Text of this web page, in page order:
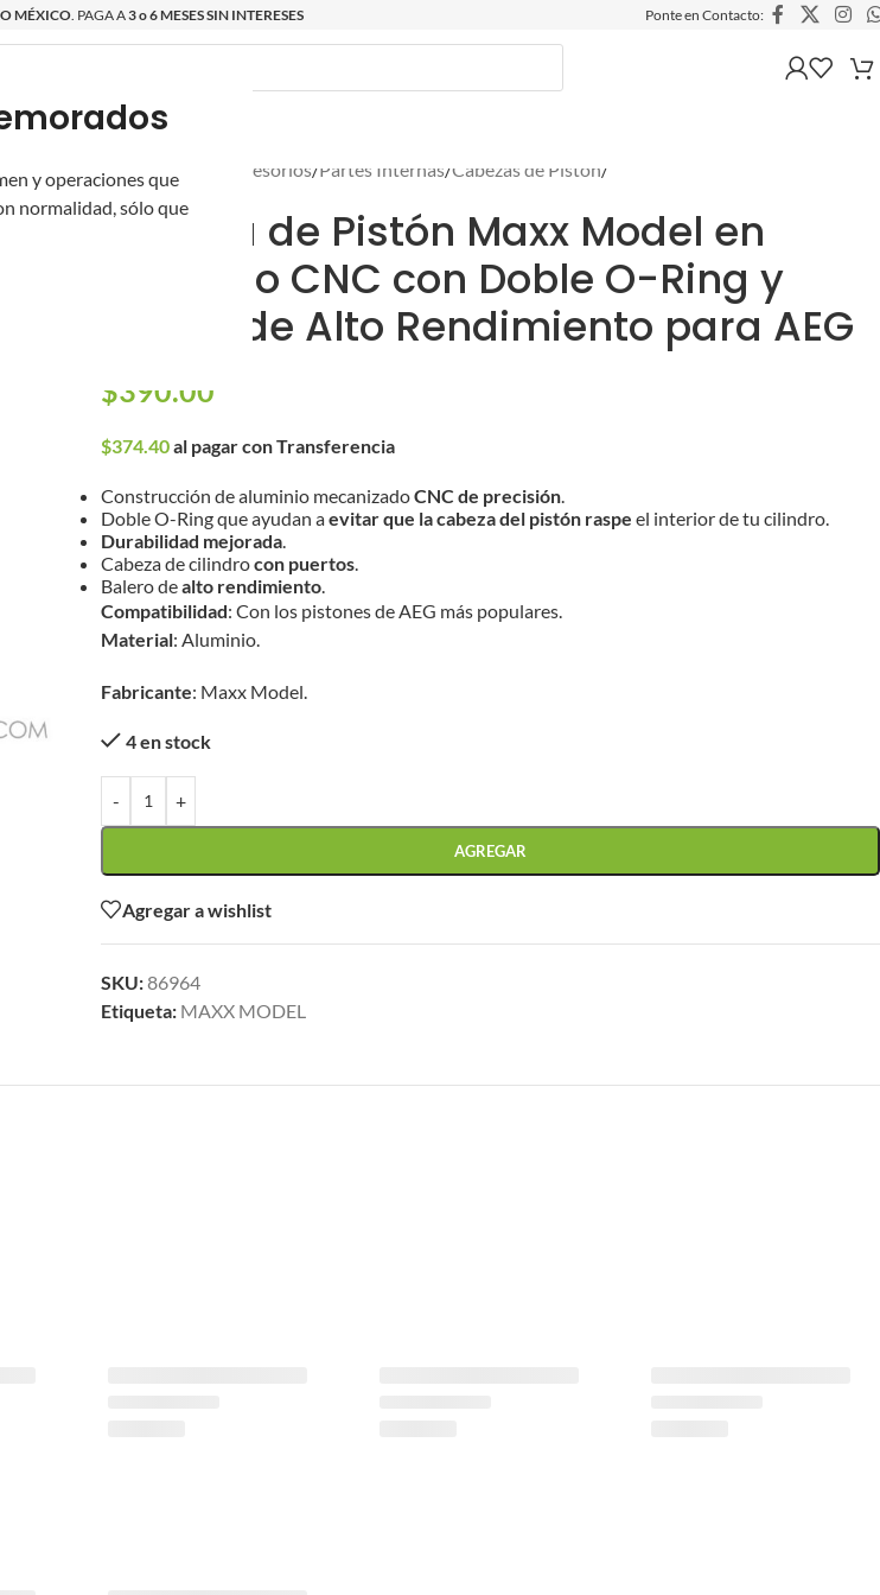
y operaciones que
normalidad, sólo que
MÉXICO . PAGA A3 o 6 MESES SIN INTERESES Ponte en Contacto:
Inicio Partes y Accesorios/Partes Internas/Cabezas de Pistón/
Cabeza de Pistón Maxx Model en
Aluminio CNC con Doble O-Ring y
Balero de Alto Rendimiento para AEG
$390.00
$374.40al pagar con Transferencia
Construcción de aluminio mecanizadoCNC de precisión.
Doble O-Ring que ayudan aevitar que la cabeza del pistón raspe el interior de tu cilindro.
Durabilidad mejorada.
Cabeza de cilindrocon puertos.
Balero dealto rendimiento.
Compatibilidad: Con los pistones de AEG más populares.
Material: Aluminio.
Fabricante: Maxx Model.
4 en stock
- +
AGREGAR
Agregar a wishlist
SKU:86964
Etiqueta: MAXX MODEL